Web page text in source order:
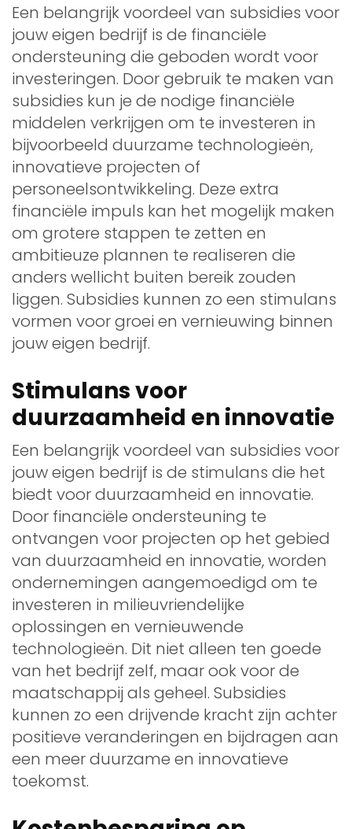
Een belangrijk voordeel van subsidies voor
jouw eigen bedrijf is de financiële
ondersteuning die geboden wordt voor
investeringen. Door gebruik te maken van
subsidies kun je de nodige financiële
middelen verkrijgen om te investeren in
bijvoorbeeld duurzame technologieën,
innovatieve projecten of
personeelsontwikkeling. Deze extra
financiële impuls kan het mogelijk maken
om grotere stappen te zetten en
ambitieuze plannen te realiseren die
anders wellicht buiten bereik zouden
liggen. Subsidies kunnen zo een stimulans
vormen voor groei en vernieuwing binnen
jouw eigen bedrijf.
Stimulans voor
duurzaamheid en innovatie
Een belangrijk voordeel van subsidies voor
jouw eigen bedrijf is de stimulans die het
biedt voor duurzaamheid en innovatie.
Door financiële ondersteuning te
ontvangen voor projecten op het gebied
van duurzaamheid en innovatie, worden
ondernemingen aangemoedigd om te
investeren in milieuvriendelijke
oplossingen en vernieuwende
technologieën. Dit niet alleen ten goede
van het bedrijf zelf, maar ook voor de
maatschappij als geheel. Subsidies
kunnen zo een drijvende kracht zijn achter
positieve veranderingen en bijdragen aan
een meer duurzame en innovatieve
toekomst.